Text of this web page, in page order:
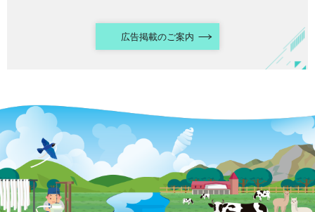
広告掲載のご案内